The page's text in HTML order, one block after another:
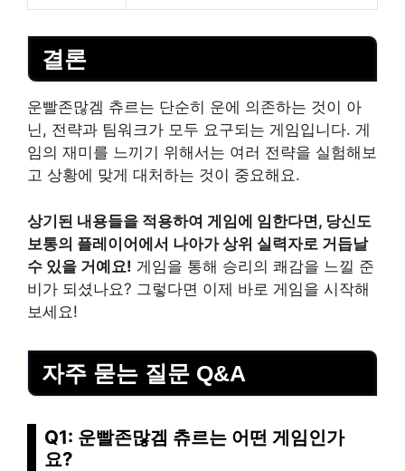
결론
운빨존많겜 츄르는 단순히 운에 의존하는 것이 아
닌, 전략과 팀워크가 모두 요구되는 게임입니다. 게
임의 재미를 느끼기 위해서는 여러 전략을 실험해보
고 상황에 맞게 대처하는 것이 중요해요.
상기된 내용들을 적용하여 게임에 임한다면, 당신도
보통의 플레이어에서 나아가 상위 실력자로 거듭날
수 있을 거예요! 게임을 통해 승리의 쾌감을 느낄 준
비가 되셨나요? 그렇다면 이제 바로 게임을 시작해
보세요!
자주 묻는 질문 Q&A
Q1: 운빨존많겜 츄르는 어떤 게임인가
요?